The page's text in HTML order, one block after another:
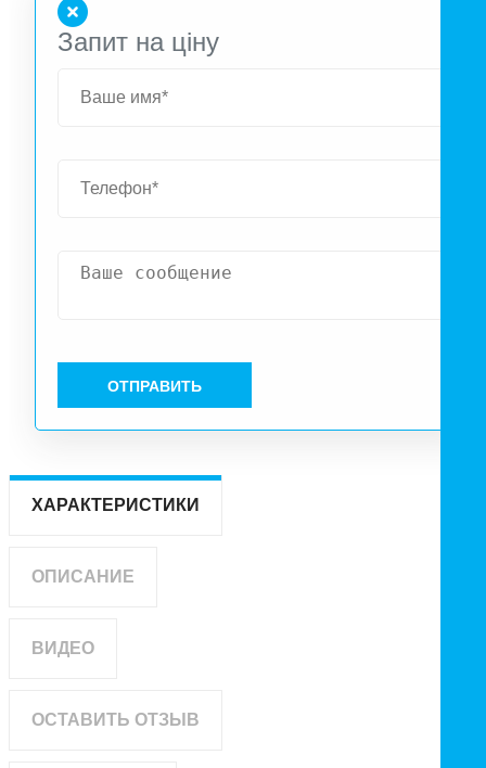
Запит на ціну
ОТПРАВИТЬ
ХАРАКТЕРИСТИКИ
ОПИСАНИЕ
ВИДЕО
ОСТАВИТЬ ОТЗЫВ